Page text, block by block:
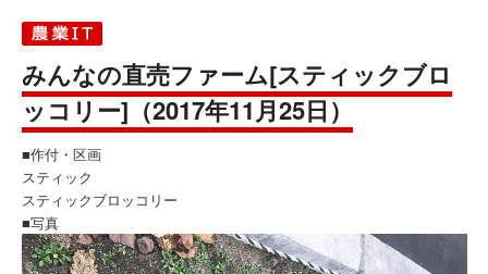
みんなの直売ファーム[スティックブロ
ッコリー]（2017年11月25日）
■作付・区画
スティック
スティックブロッコリー
■写真